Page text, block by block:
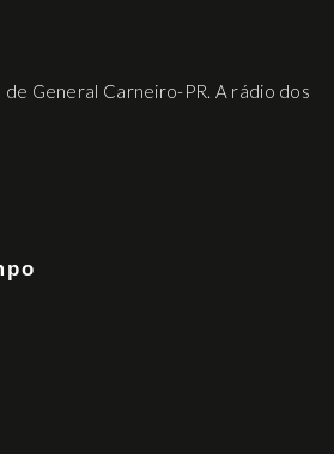
General Carneiro-PR. A rádio dos